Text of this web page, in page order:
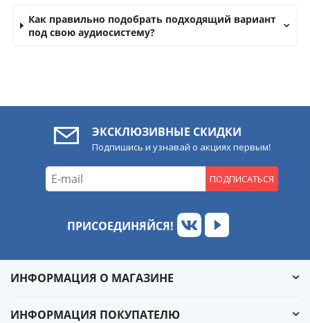
Как правильно подобрать подходящий вариант
под свою аудиосистему?
ЭКСКЛЮЗИВНЫЕ СКИДКИ
Подпишись и узнавай о акциях первым!
ПОДПИСАТЬСЯ
ПРИСОЕДИНЯЙСЯ!
ИНФОРМАЦИЯ О МАГАЗИНЕ
ИНФОРМАЦИЯ ПОКУПАТЕЛЮ